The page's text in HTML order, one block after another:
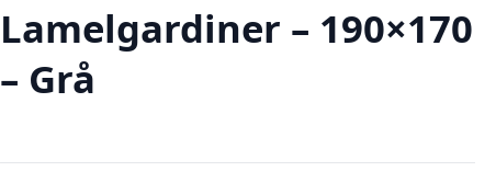
Lamelgardiner – 190×170
– Grå